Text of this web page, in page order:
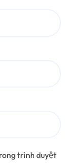
trình duyệt